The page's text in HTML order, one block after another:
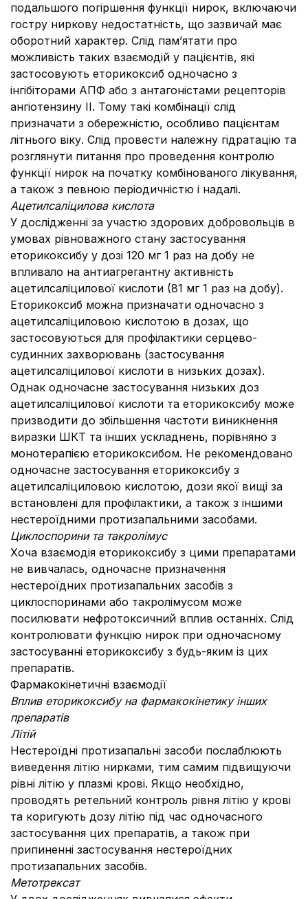
подальшого погіршення функції нирок, включаючи
гостру ниркову недостатність, що зазвичай має
оборотний характер. Слід пам’ятати про
можливість таких взаємодій у пацієнтів, які
застосовують еторикоксиб одночасно з
інгібіторами АПФ або з антагоністами рецепторів
ангіотензину ІІ. Тому такі комбінації слід
призначати з обережністю, особливо пацієнтам
літнього віку. Слід провести належну гідратацію та
розглянути питання про проведення контролю
функції нирок на початку комбінованого лікування,
а також з певною періодичністю і надалі.
Ацетилсаліцилова кислота
У дослідженні за участю здорових добровольців в
умовах рівноважного стану застосування
еторикоксибу у дозі 120 мг 1 раз на добу не
впливало на антиагрегантну активність
ацетилсаліцилової кислоти (81 мг 1 раз на добу).
Еторикоксиб можна призначати одночасно з
ацетилсаліциловою кислотою в дозах, що
застосовуються для профілактики серцево-
судинних захворювань (застосування
ацетилсаліцилової кислоти в низьких дозах).
Однак одночасне застосування низьких доз
ацетилсаліцилової кислоти та еторикоксибу може
призводити до збільшення частоти виникнення
виразки ШКТ та інших ускладнень, порівняно з
монотерапією еторикоксибом. Не рекомендовано
одночасне застосування еторикоксибу з
ацетилсаліциловою кислотою, дози якої вищі за
встановлені для профілактики, а також з іншими
нестероїдними протизапальними засобами.
Циклоспорини та такролімус
Хоча взаємодія еторикоксибу з цими препаратами
не вивчалась, одночасне призначення
нестероїдних протизапальних засобів з
циклоспоринами або такролімусом може
посилювати нефротоксичний вплив останніх. Слід
контролювати функцію нирок при одночасному
застосуванні еторикоксибу з будь-яким із цих
препаратів.
Фармакокінетичні взаємодії
Вплив еторикоксибу на фармакокінетику інших
препаратів
Літій
Нестероїдні протизапальні засоби послаблюють
виведення літію нирками, тим самим підвищуючи
рівні літію у плазмі крові. Якщо необхідно,
проводять ретельний контроль рівня літію у крові
та коригують дозу літію під час одночасного
застосування цих препаратів, а також при
припиненні застосування нестероїдних
протизапальних засобів.
Метотрексат